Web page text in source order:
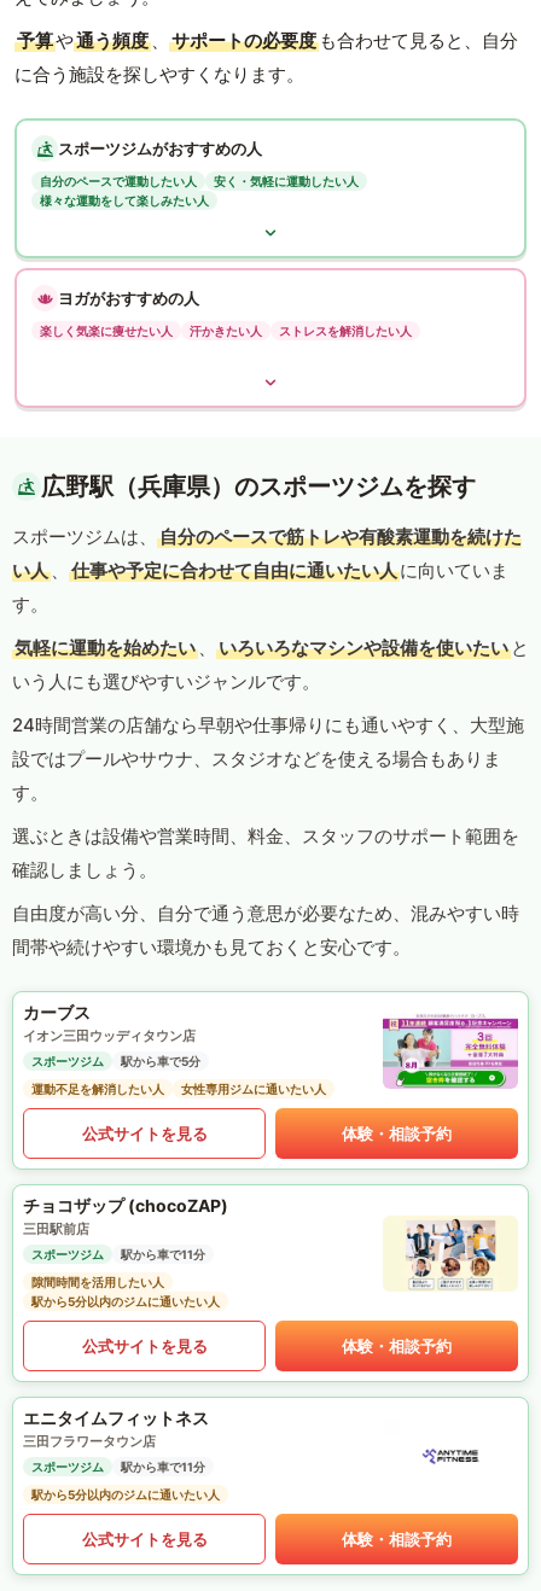
予算や通う頻度 、 サポートの必要度 も合わせて見ると、自分
に合う施設を探しやすくなります。
スポーツジムがおすすめの人
自分のペースで運動したい人
安く・気軽に運動したい人
様々な運動をして楽しみたい人
ヨガがおすすめの人
楽しく気楽に痩せたい人 汗かきたい人 ストレスを解消したい人
広野駅（兵庫県）のスポーツジムを探す
スポーツジムは、
自分のペースで筋トレや有酸素運動を続けた
い人 、 仕事や予定に合わせて自由に通いたい人に向いていま
す。
気軽に運動を始めたい 、 いろいろなマシンや設備を使いたい と
いう人にも選びやすいジャンルです。
24時間営業の店舗なら早朝や仕事帰りにも通いやすく、大型施
設ではプールやサウナ、スタジオなどを使える場合もありま
す。
選ぶときは設備や営業時間、料金、スタッフのサポート範囲を
確認しましょう。
自由度が高い分、自分で通う意思が必要なため、混みやすい時
間帯や続けやすい環境かも見ておくと安心です。
カーブス
イオン三田ウッディタウン店
スポーツジム
駅から車で5分
運動不足を解消したい人
女性専用ジムに通いたい人
公式サイトを見る 体験・相談予約
チョコザップ (chocoZAP)
三田駅前店
スポーツジム
駅から車で11分
隙間時間を活用したい人
駅から5分以内のジムに通いたい人
公式サイトを見る 体験・相談予約
エニタイムフィットネス
三田フラワータウン店
スポーツジム
駅から車で11分
駅から5分以内のジムに通いたい人
公式サイトを見る 体験・相談予約